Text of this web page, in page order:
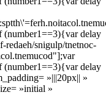
delay
redaeh/snigulp/tnetnoc-
delay
»|||20px|| »
»initial »